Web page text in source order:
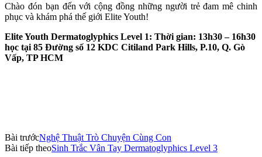
Chào đón bạn đến với cộng đồng những người trẻ đam mê chinh
phục và khám phá thế giới Elite Youth!
Elite Youth Dermatoglyphics Level 1: Thời gian: 13h30 – 16h30
học tại 85 Đường số 12 KDC Citiland Park Hills, P.10, Q. Gò
Vấp, TP HCM
Bài trướcNghệ Thuật Trò Chuyện Cùng Con
Bài tiếp theoSinh Trắc Vân Tay Dermatoglyphics Level 3